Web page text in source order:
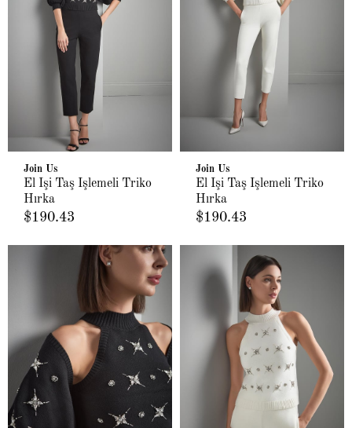
Join Us
El İşi Taş İşlemeli Triko
Hırka
$190.43
Join Us
El İşi Taş İşlemeli Triko
Hırka
$190.43